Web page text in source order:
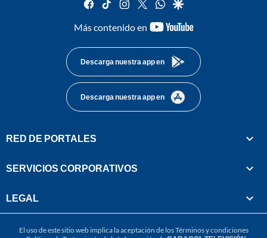
facebook
tiktok instagram
twitterwhatsapp
google
Más contenido en
youtube-
Descarga nuestra app en
Descarga nuestra app en
RED DE PORTALES
SERVICIOS CORPORATIVOS
LEGAL
El uso de este sitio web implica la aceptación de losTérminos y condiciones